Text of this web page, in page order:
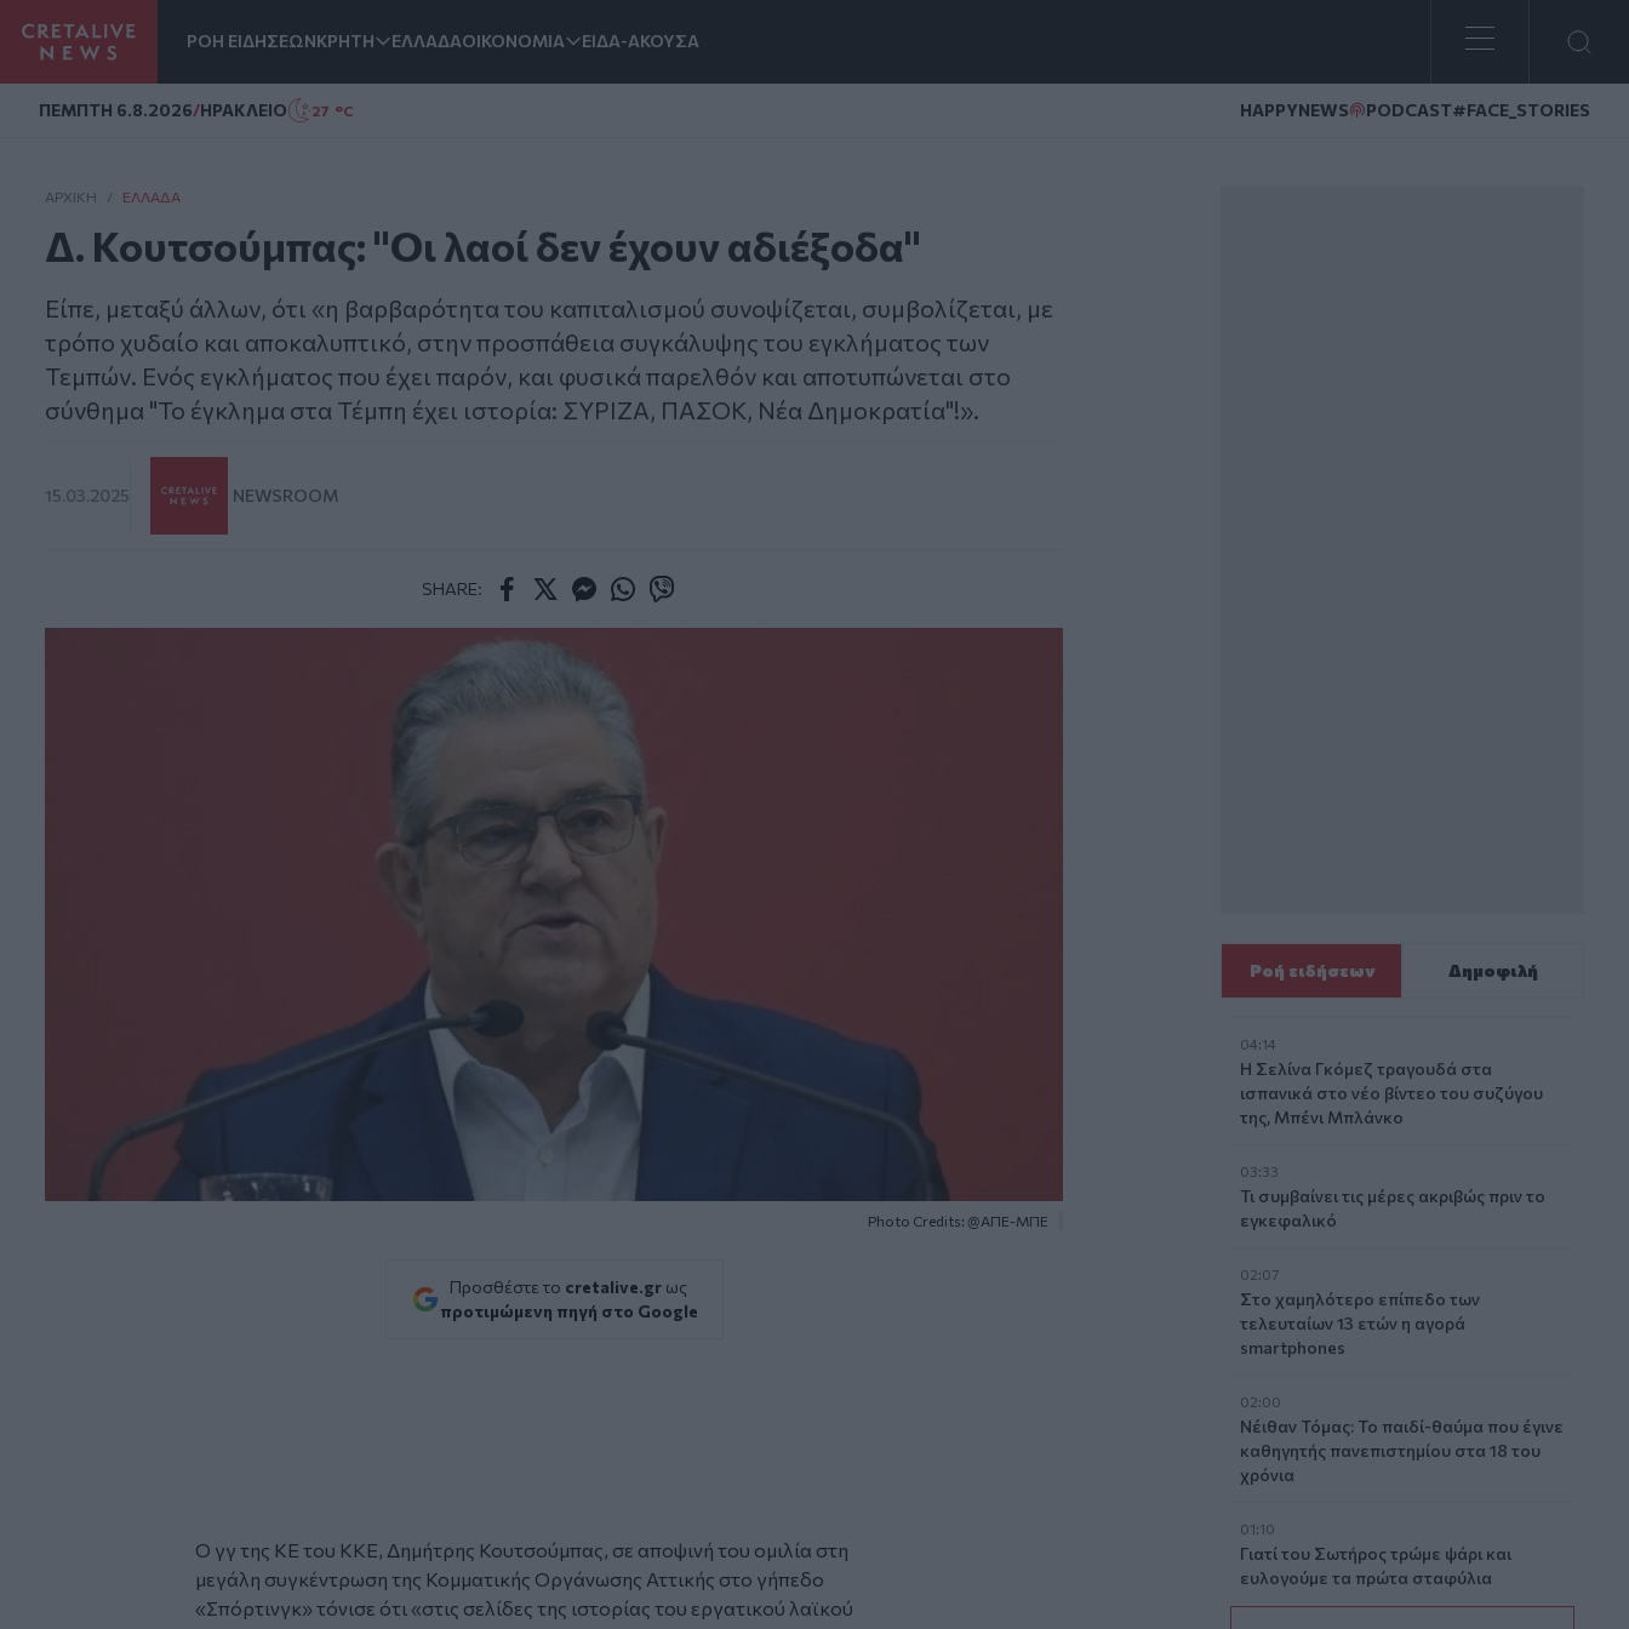
ΡΟΗ ΕΙΔΗΣΕΩΝΚΡΗΤΗ ΕΛΛΑΔΑΟΙΚΟΝΟΜΙΑ ΕΙΔΑ-ΑΚΟΥΣΑ
ΠΕΜΠΤΗ 6.8.2026/ΗΡΑΚΛΕΙΟ 27 °C HAPPYNEWS PODCAST#FACE_STORIES
ΑΡΧΙΚΗ / ΕΛΛΆΔΑ
Δ. Κουτσούμπας: "Οι λαοί δεν έχουν αδιέξοδα"
Είπε, μεταξύ άλλων, ότι «η βαρβαρότητα του καπιταλισμού συνοψίζεται, συμβολίζεται, με
τρόπο χυδαίο και αποκαλυπτικό, στην προσπάθεια συγκάλυψης του εγκλήματος των
Τεμπών. Ενός εγκλήματος που έχει παρόν, και φυσικά παρελθόν και αποτυπώνεται στο
σύνθημα "Το έγκλημα στα Τέμπη έχει ιστορία: ΣΥΡΙΖΑ, ΠΑΣΟΚ, Νέα Δημοκρατία"!».
15.03.2025 NEWSROOM
SHARE:
Photo Credits: @ΑΠΕ-ΜΠΕ
Προσθέστε το cretalive.gr ως
προτιμώμενη πηγή στο Google
Ο γγ της ΚΕ του ΚΚΕ, Δημήτρης Κουτσούμπας, σε αποψινή του ομιλία στη
μεγάλη συγκέντρωση της Κομματικής Οργάνωσης Αττικής στο γήπεδο
«Σπόρτινγκ» τόνισε ότι «στις σελίδες της ιστορίας του εργατικού λαϊκού
Ροή ειδήσεων Δημοφιλή
04:14
Η Σελίνα Γκόμεζ τραγουδά στα
ισπανικά στο νέο βίντεο του συζύγου
της, Μπένι Μπλάνκο
03:33
Τι συμβαίνει τις μέρες ακριβώς πριν το
εγκεφαλικό
02:07
Στο χαμηλότερο επίπεδο των
τελευταίων 13 ετών η αγορά
smartphones
02:00
Νέιθαν Τόμας: Το παιδί-θαύμα που έγινε
καθηγητής πανεπιστημίου στα 18 του
χρόνια
01:10
Γιατί του Σωτήρος τρώμε ψάρι και
ευλογούμε τα πρώτα σταφύλια